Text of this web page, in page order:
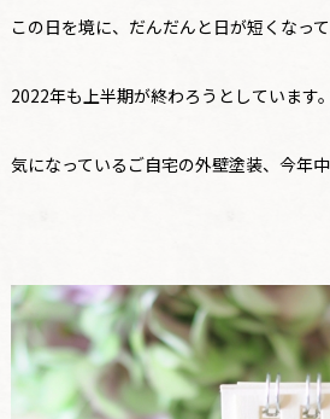
この日を境に、だんだんと日が短くなって
2022年も上半期が終わろうとしています。
気になっているご自宅の外壁塗装、今年